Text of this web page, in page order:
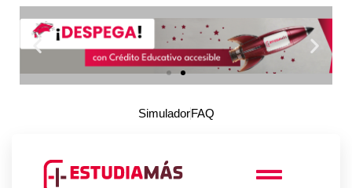
SimuladorFAQ